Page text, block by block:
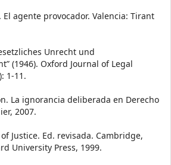
El agente provocador. Valencia: Tirant
Unrecht und
(1946). Oxford Journal of Legal
1-11.
La ignorancia deliberada en Derecho
2007.
Justice. Ed. revisada. Cambridge,
University Press, 1999.